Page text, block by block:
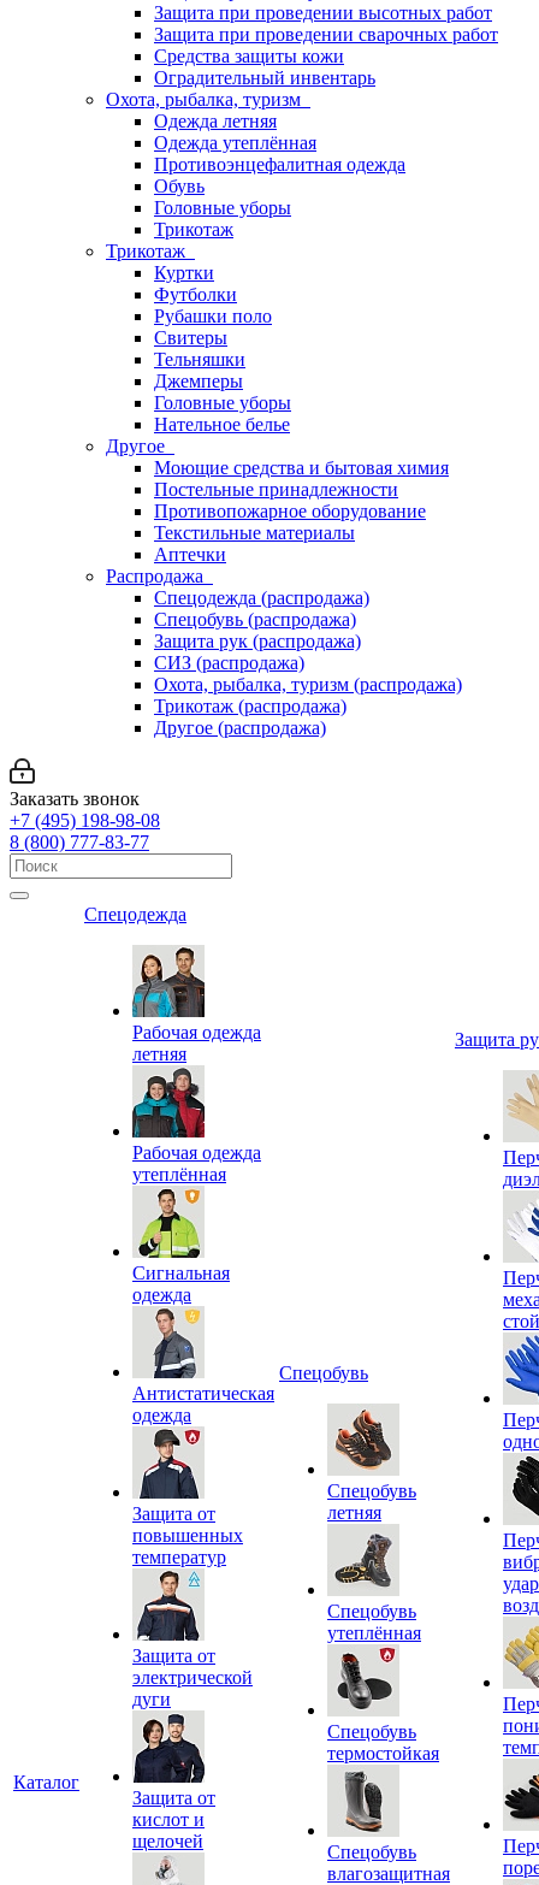
Защита при проведении высотных работ
Защита при проведении сварочных работ
Средства защиты кожи
Оградительный инвентарь
Охота, рыбалка, туризм
Одежда летняя
Одежда утеплённая
Противоэнцефалитная одежда
Обувь
Головные уборы
Трикотаж
Трикотаж
Куртки
Футболки
Рубашки поло
Свитеры
Тельняшки
Джемперы
Головные уборы
Нательное белье
Другое
Моющие средства и бытовая химия
Постельные принадлежности
Противопожарное оборудование
Текстильные материалы
Аптечки
Распродажа
Спецодежда (распродажа)
Спецобувь (распродажа)
Защита рук (распродажа)
СИЗ (распродажа)
Охота, рыбалка, туризм (распродажа)
Трикотаж (распродажа)
Другое (распродажа)
Заказать звонок
+7 (495) 198-98-08
8 (800) 777-83-77
Каталог
Спецодежда
Рабочая одежда
летняя
Рабочая одежда
утеплённая
Сигнальная
одежда
Антистатическая
одежда
Защита от
повышенных
температур
Защита от
электрической
дуги
Защита от
кислот и
щелочей
Спецобувь
Спецобувь
летняя
Спецобувь
утеплённая
Спецобувь
термостойкая
Спецобувь
влагозащитная
Защита